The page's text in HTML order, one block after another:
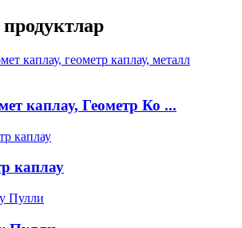
каплау, Геометр Ко ...
каплау